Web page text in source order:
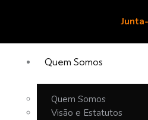
Quem Somos
Quem Somos
Visão e Estatutos